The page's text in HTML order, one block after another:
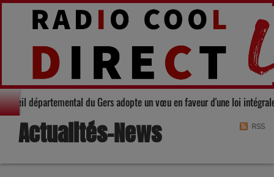
: Le Conseil départemental du Gers adopte un vœu en faveur
Actualités-News RSS